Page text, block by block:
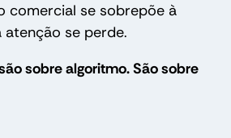
comercial se sobrepõe à
atenção se perde.
sobre algoritmo. São sobre